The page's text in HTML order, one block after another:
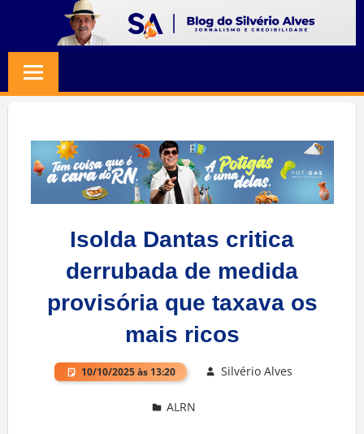
content
SILVERIO
ALVES
Jornalismo
Credibilidade
Isolda Dantas critica
derrubada de medida
provisória que taxava os
mais ricos
10/10/2025 às 13:20 Silvério Alves
ALRN